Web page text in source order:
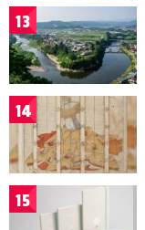
13
14
15